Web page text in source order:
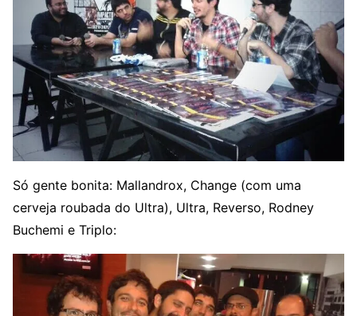
Só gente bonita: Mallandrox, Change (com uma
cerveja roubada do Ultra), Ultra, Reverso, Rodney
Buchemi e Triplo: